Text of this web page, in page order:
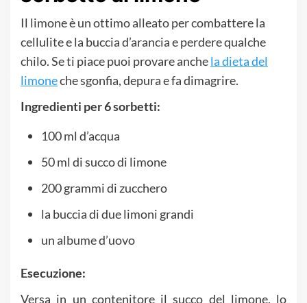
Il limone è un ottimo alleato per combattere la
cellulite e la buccia d’arancia e perdere qualche
chilo. Se ti piace puoi provare anchela dieta del
limoneche sgonfia, depura e fa dimagrire.
Ingredienti per 6 sorbetti:
100 ml d’acqua
50 ml di succo di limone
200 grammi di zucchero
la buccia di due limoni grandi
un albume d’uovo
Esecuzione:
Versa in un contenitore il succo del limone, lo